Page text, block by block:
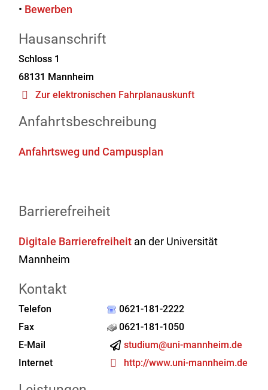
• Bewerben
Hausanschrift
Schloss 1
68131 Mannheim
Zur elektronischen Fahrplanauskunft
Anfahrtsbeschreibung
Anfahrtsweg und Campusplan
Barrierefreiheit
Digitale Barrierefreiheit an der Universität
Mannheim
Kontakt
Telefon
0621-181-2222
Fax
0621-181-1050
E-Mail
studium@uni-mannheim.de
Internet
http://www.uni-mannheim.de